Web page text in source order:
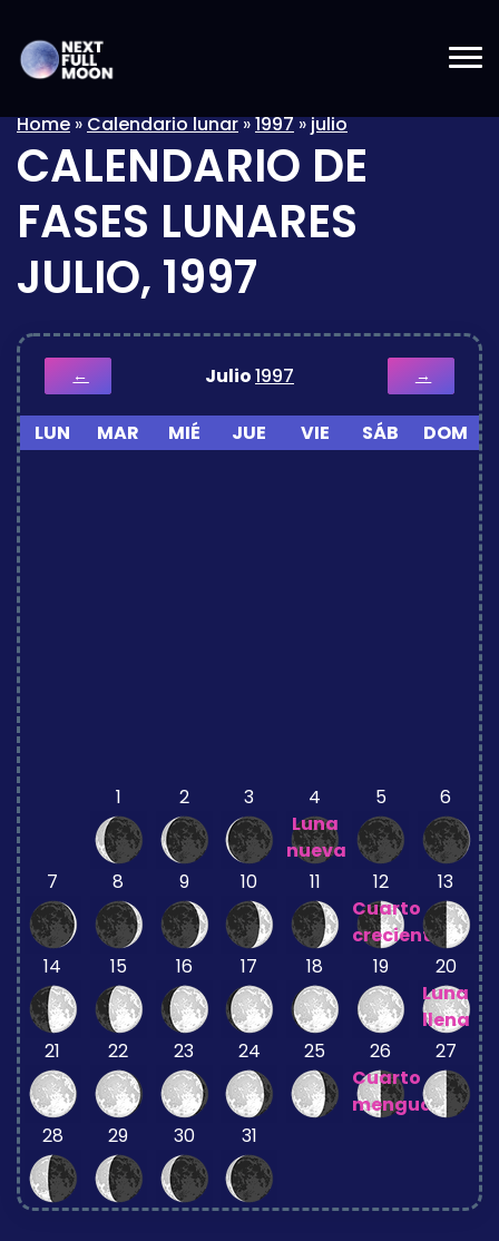
Home»Calendario lunar»1997»julio
CALENDARIO DE
FASES LUNARES
JULIO, 1997
← Julio1997 →
LUN MAR MIÉ JUE VIE SÁB DOM
1 2 3
4
Luna
nueva
5 6
7 8 9 10 11
12
Cuarto
creciente
13
14 15 16 17 18 19
20
Luna
llena
21
22 23 24 25
26
Cuarto
menguante
27
28 29 30 31